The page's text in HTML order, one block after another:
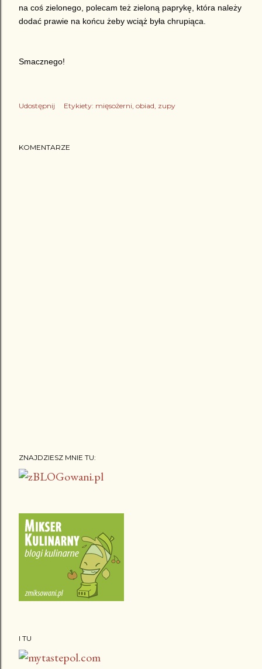
na coś zielonego, polecam też zieloną paprykę, która należy
dodać prawie na końcu żeby wciąż była chrupiąca.
Smacznego!
Udostępnij Etykiety: mięsożerni obiad zupy
KOMENTARZE
ZNAJDZIESZ MNIE TU:
I TU